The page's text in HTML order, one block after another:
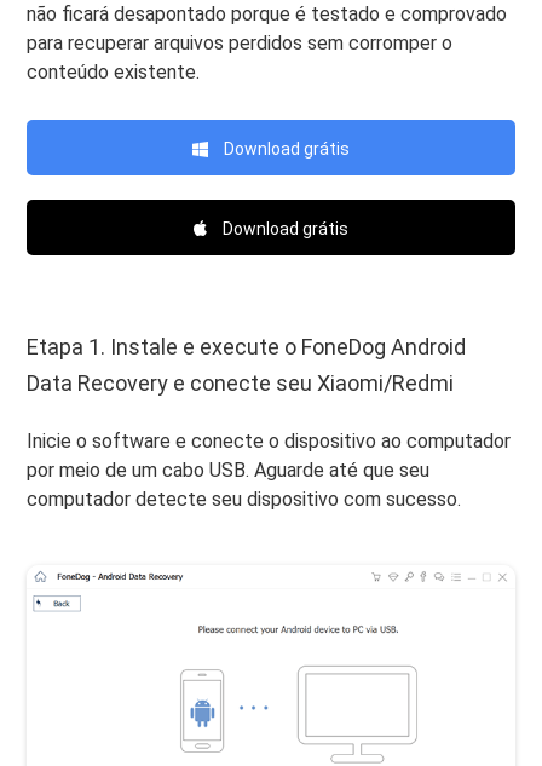
não ficará desapontado porque é testado e comprovado
para recuperar arquivos perdidos sem corromper o
conteúdo existente.
Download grátis
Download grátis
Etapa 1. Instale e execute o FoneDog Android
Data Recovery e conecte seu Xiaomi/Redmi
Inicie o software e conecte o dispositivo ao computador
por meio de um cabo USB. Aguarde até que seu
computador detecte seu dispositivo com sucesso.